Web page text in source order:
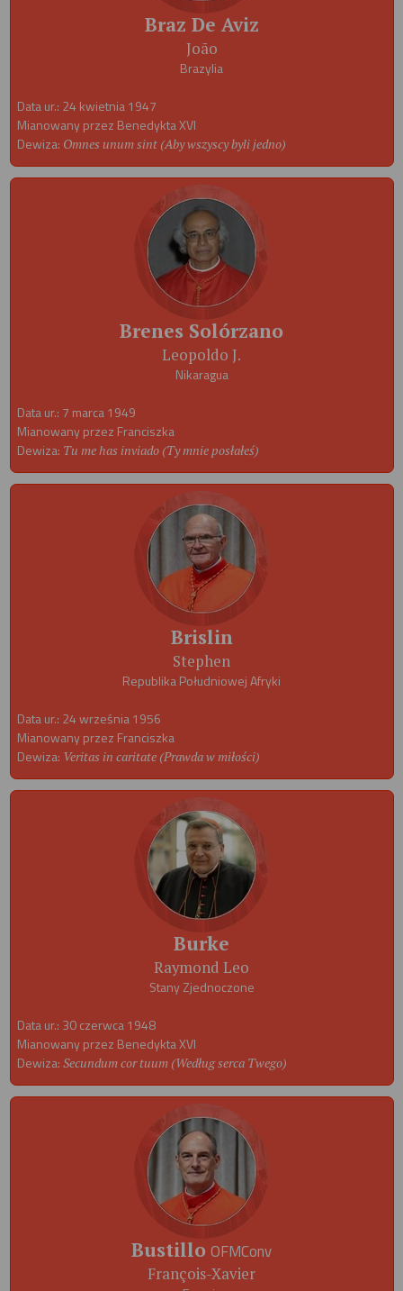
Braz De Aviz
João
Brazylia
Data ur.: 24 kwietnia 1947
Mianowany przez Benedykta XVI
Dewiza: Omnes unum sint (Aby wszyscy byli jedno)
Brenes Solórzano
Leopoldo J.
Nikaragua
Data ur.: 7 marca 1949
Mianowany przez Franciszka
Dewiza: Tu me has inviado (Ty mnie posłałeś)
Brislin
Stephen
Republika Południowej Afryki
Data ur.: 24 września 1956
Mianowany przez Franciszka
Dewiza: Veritas in caritate (Prawda w miłości)
Burke
Raymond Leo
Stany Zjednoczone
Data ur.: 30 czerwca 1948
Mianowany przez Benedykta XVI
Dewiza: Secundum cor tuum (Według serca Twego)
BustilloOFMConv
François-Xavier